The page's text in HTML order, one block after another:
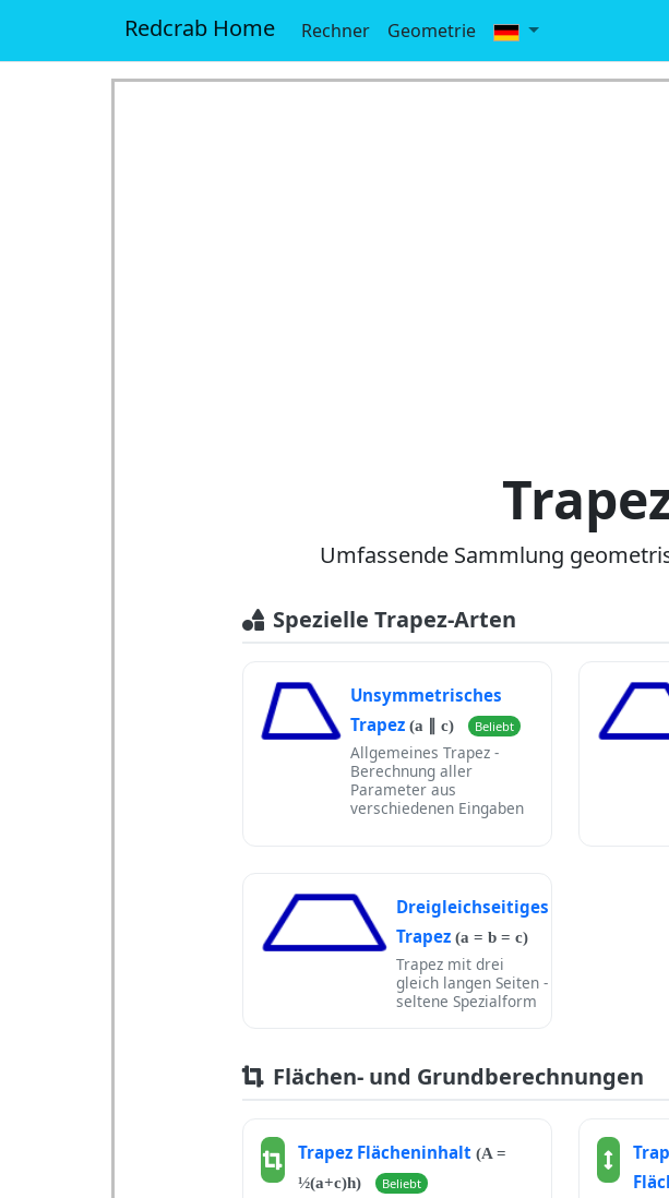
Redcrab Home Rechner Geometrie
Umfassende Sammlung
Spezielle Trapez-Arten
Unsymmetrisches
Trapez(a ∥ c) Beliebt
Allgemeines Trapez -
Berechnung aller
Parameter aus
verschiedenen Eingaben
Dreigleichseitiges
Trapez(a = b = c)
Trapez mit drei
gleich langen Seiten -
seltene Spezialform
Flächen- und Grundberechnungen
Trapez Flächeninhalt (A =
½(a+c)h)
Beliebt